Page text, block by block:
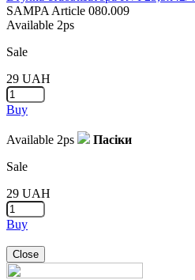
SAMPA Article 080.009
Available 2ps
Sale
29 UAH
Buy
Available 2ps Пасіки
Sale
29 UAH
Buy
Close